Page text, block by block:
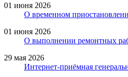
01 июня 2026
О временном
01 июня 2026
О выполнении ремонтных
29 мая 2026
Интернет-приёмная